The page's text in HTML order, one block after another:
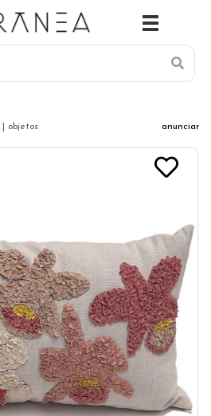
| objetos anunciar